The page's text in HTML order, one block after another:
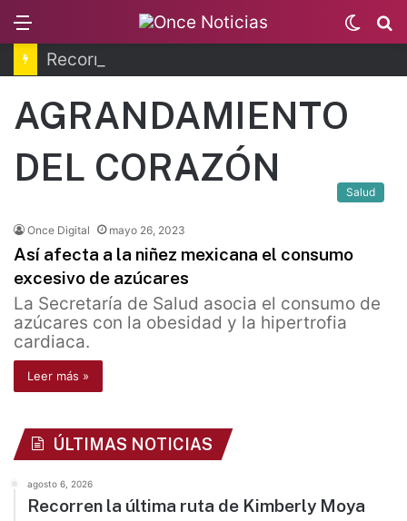
Switch
skin
AGRANDAMIENTO
DEL CORAZÓN
Salud
Once Digital mayo 26, 2023
Así afecta a la niñez mexicana el consumo
excesivo de azúcares
La Secretaría de Salud asocia el consumo de
azúcares con la obesidad y la hipertrofia
cardiaca.
Leer más »
ÚLTIMAS NOTICIAS
agosto 6, 2026
Recorren la última ruta de Kimberly Moya